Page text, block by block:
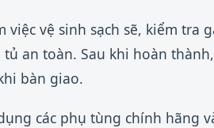
việc vệ sinh sạch sẽ, kiểm tra
tủ an toàn. Sau khi hoàn
bàn giao.
các phụ tùng chính hãng